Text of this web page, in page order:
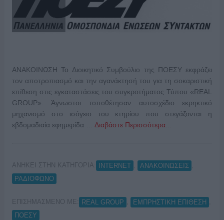
ΑΝΑΚΟΙΝΩΣΗ To Διοικητικό Συμβούλιο της ΠΟΕΣΥ εκφράζει
τον αποτροπιασμό και την αγανάκτησή του για τη σοκαριστική
επίθεση στις εγκαταστάσεις του συγκροτήματος Τύπου «REAL
GROUP». Άγνωστοι τοποθέτησαν αυτοσχέδιο εκρηκτικό
μηχανισμό στο ισόγειο του κτηρίου που στεγάζονται η
εβδομαδιαία εφημερίδα … Διαβάστε Περισσότερα...
ΑΝΗΚΕΙ ΣΤΗΝ ΚΑΤΗΓΟΡΙΑ: INTERNET ΑΝΑΚΟΙΝΩΣΕΙΣ
ΡΑΔΙΟΦΩΝΟ
ΕΠΙΣΗΜΑΣΜΕΝΟ ΜΕ: REAL GROUP ΕΜΠΡΗΣΤΙΚΗ ΕΠΙΘΕΣΗ
ΠΟΕΣΥ